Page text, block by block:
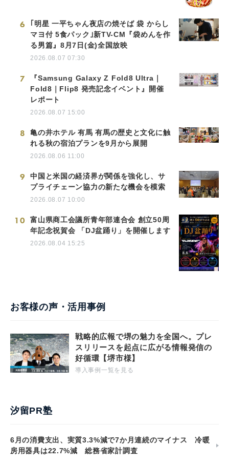
6
｢明星 一平ちゃん夜店の焼そば 袋 からし
マヨ付 5食パック｣新TV-CM『袋めんを作
る男篇』8月7日(金)全国放映
2026.08.07 07:30
7
『Samsung Galaxy Z Fold8 Ultra｜
Fold8｜Flip8 発売記念イベント』開催
レポート
2026.08.07 15:00
8
亀の井ホテル 有馬 有馬の歴史と文化に触
れる秋の宿泊プランを9月から展開
2026.08.06 11:00
9
中国と米国の経済界が関係を強化し、サ
プライチェーン協力の新たな機会を模索
2026.08.07 10:00
10
富山県商工会議所青年部連合会 創立50周
年記念祝賀会 「DJ盆踊り」を開催します
2026.08.04 15:25
お客様の声・活用事例
戦略的広報で堺の魅力を全国へ。プレ
スリリースを起点に広がる情報発信の
好循環【堺市様】
導入事例一覧を見る
汐留PR塾
6月の消費支出、実質3.3%減で7か月連続のマイナス 冷暖
房用器具は22.7%減 総務省家計調査